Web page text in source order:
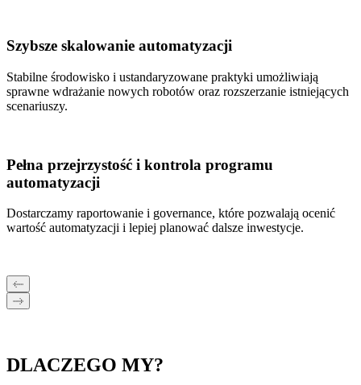
Szybsze skalowanie automatyzacji
Stabilne środowisko i ustandaryzowane praktyki umożliwiają
sprawne wdrażanie nowych robotów oraz rozszerzanie istniejących
scenariuszy.
Pełna przejrzystość i kontrola programu
automatyzacji
Dostarczamy raportowanie i governance, które pozwalają ocenić
wartość automatyzacji i lepiej planować dalsze inwestycje.
DLACZEGO MY?